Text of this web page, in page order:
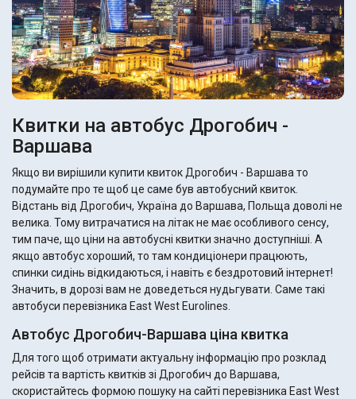
Квитки на автобус Дрогобич -
Варшава
Якщо ви вирішили купити квиток Дрогобич - Варшава то
подумайте про те щоб це саме був автобусний квиток.
Відстань від Дрогобич, Україна до Варшава, Польща доволі не
велика. Тому витрачатися на літак не має особливого сенсу,
тим паче, що ціни на автобусні квитки значно доступніші. А
якщо автобус хороший, то там кондиціонери працюють,
спинки сидінь відкидаються, і навіть є бездротовий інтернет!
Значить, в дорозі вам не доведеться нудьгувати. Саме такі
автобуси перевізника East West Eurolines.
Автобус Дрогобич-Варшава ціна квитка
Для того щоб отримати актуальну інформацію про розклад
рейсів та вартість квитків зі Дрогобич до Варшава,
скористайтесь формою пошуку на сайті перевізника East West